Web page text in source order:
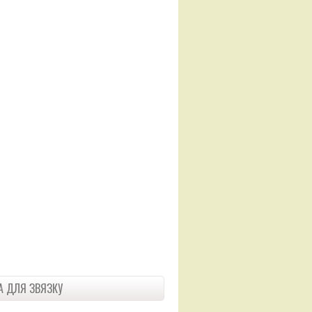
ДЛЯ ЗВЯЗКУ